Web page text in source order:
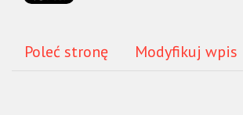
Poleć stronę Modyfikuj wpis